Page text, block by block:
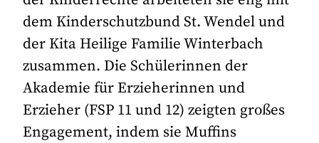
dem Kinderschutzbund St. Wendel und
der Kita Heilige Familie Winterbach
zusammen. Die Schülerinnen der
Akademie für Erzieherinnen und
Erzieher (FSP 11 und 12) zeigten großes
Engagement, indem sie Muffins